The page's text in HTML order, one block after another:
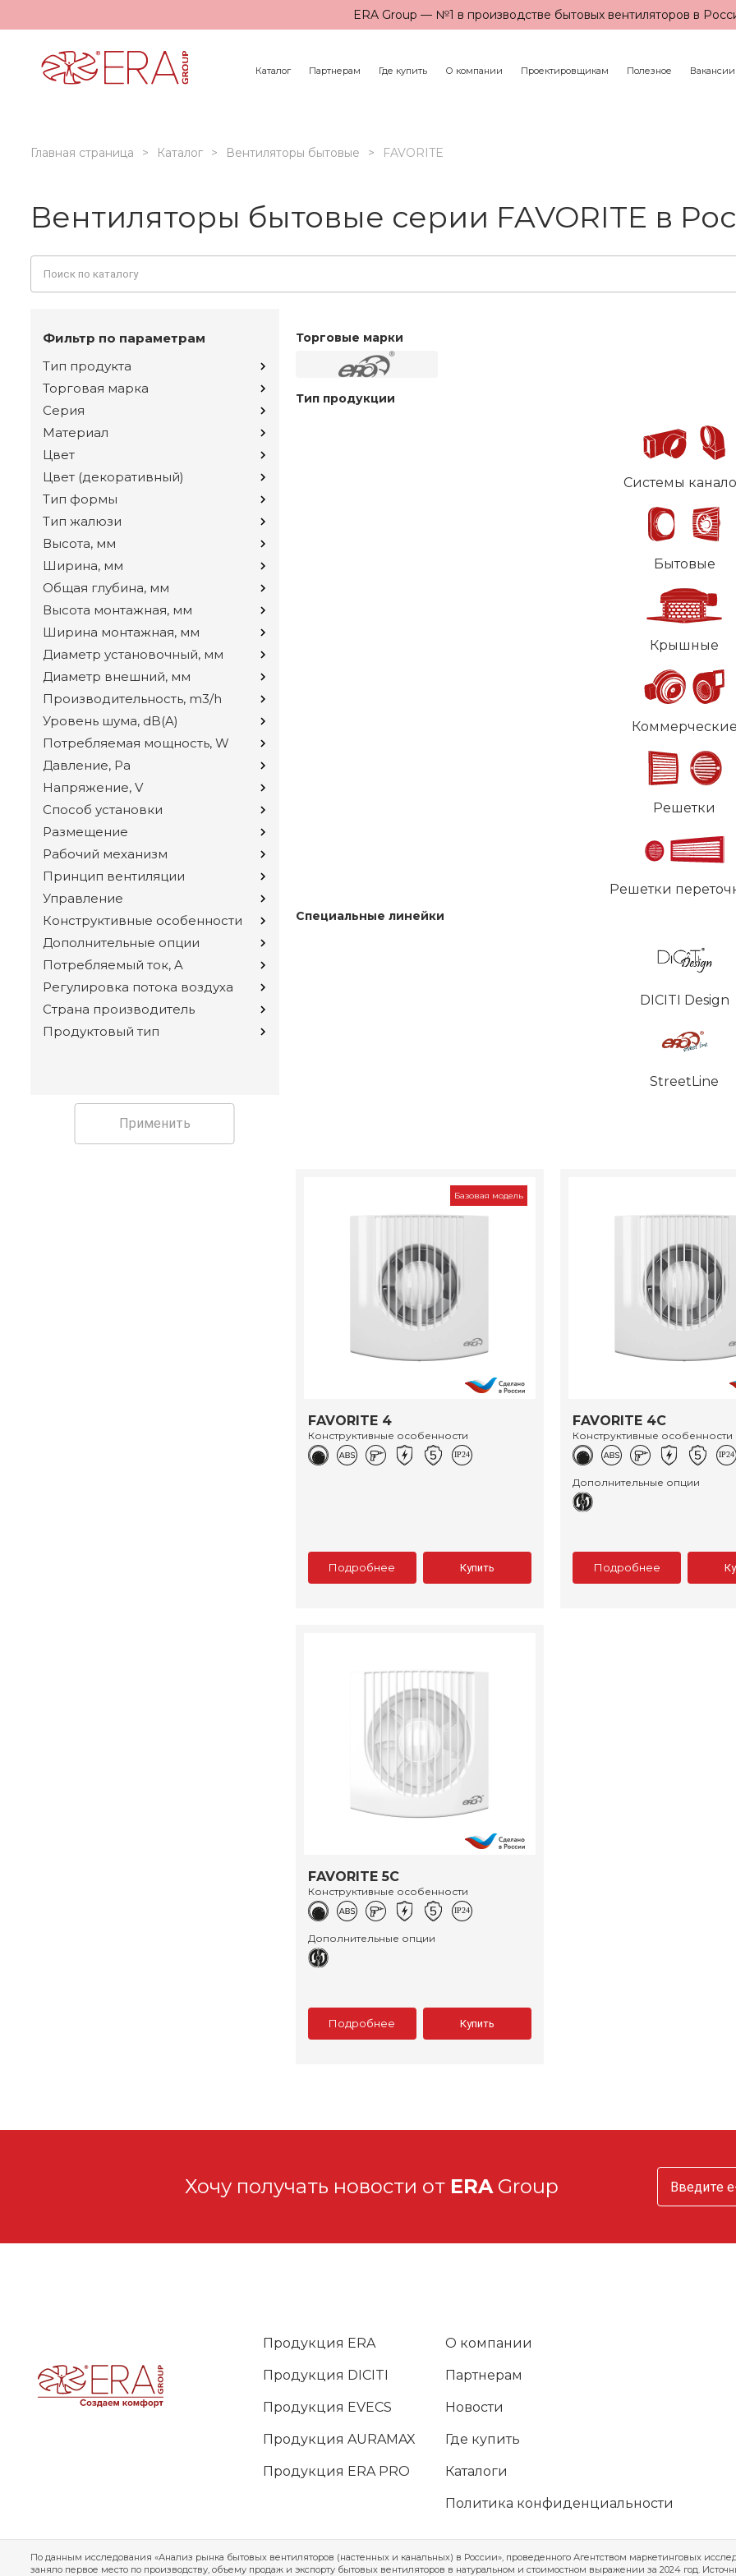
ERA Group — №1 в производстве бытовых вентиляторов в
Каталог Партнерам Где купить О компании Проектировщикам Полезное Вакансии
Главная страница Каталог Вентиляторы бытовые FAVORITE
Вентиляторы бытовые серии FAVORITE в
Фильтр по параметрам
Тип продукта
Торговая марка
Серия
Материал
Цвет
Цвет (декоративный)
Тип формы
Тип жалюзи
Высота, мм
Ширина, мм
Общая глубина, мм
Высота монтажная, мм
Ширина монтажная, мм
Диаметр установочный, мм
Диаметр внешний, мм
Производительность, m3/h
Уровень шума, dB(A)
Потребляемая мощность, W
Давление, Pa
Напряжение, V
Способ установки
Размещение
Рабочий механизм
Принцип вентиляции
Управление
Конструктивные особенности
Дополнительные опции
Потребляемый ток, A
Регулировка потока воздуха
Страна производитель
Продуктовый тип
Применить
Торговые марки
Тип продукции
Системы
Бытовые
Крышные
Решетки
Решетки
Специальные линейки
DICITI Design
StreetLine
Базовая модель
FAVORITE 4
Конструктивные особенности
Подробнее Купить
FAVORITE 4C
Конструктивные особенности
Дополнительные опции
Подробнее
FAVORITE 5C
Конструктивные особенности
Дополнительные опции
Подробнее Купить
Хочу получать новости от ERAGroup
Продукция ERA
Продукция DICITI
Продукция EVECS
Продукция AURAMAX
Продукция ERA PRO
О компании
Партнерам
Новости
Где купить
Каталоги
Политика конфиденциальности
По данным исследования «Анализ рынка бытовых вентиляторов (настенных и канальных) в России», проведенного Агентством маркетинговых
заняло первое место по производству, объему продаж и экспорту бытовых вентиляторов в натуральном и стоимостном выражении за 2024 год.